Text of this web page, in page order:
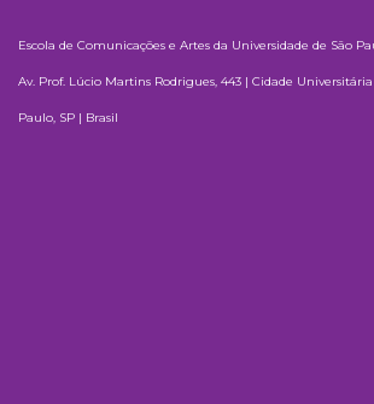
Escola de Comunicações e Artes da Universidade de São
Av. Prof. Lúcio Martins Rodrigues, 443 | Cidade Universitária
Paulo, SP | Brasil